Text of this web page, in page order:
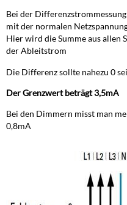
Bei der
mit der normalen
Hier wird die Summe aus allen
der Ableitstrom
Die Differenz sollte nahezu 0
Der Grenzwert beträgt 3,5mA
Bei den Dimmern misst man
0,8mA